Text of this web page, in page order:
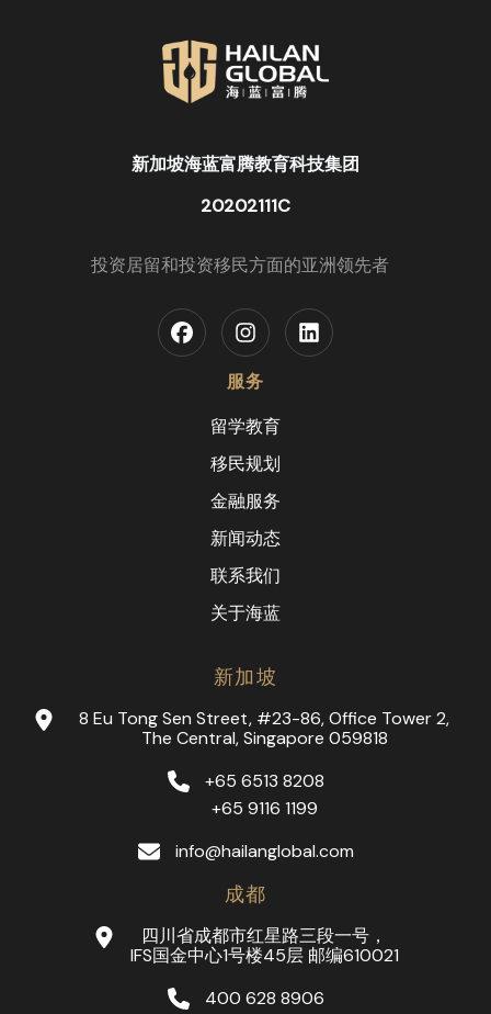
新加坡海蓝富腾教育科技集团
20202111C
投资居留和投资移民方面的亚洲领先者
服务
留学教育
移民规划
金融服务
新闻动态
联系我们
关于海蓝
新加坡
8 Eu Tong Sen Street, #23-86, Office Tower 2,
The Central, Singapore 059818
+65 6513 8208
+65 9116 1199
info@hailanglobal.com
成都
四川省成都市红星路三段一号，
IFS国金中心1号楼45层 邮编610021
400 628 8906